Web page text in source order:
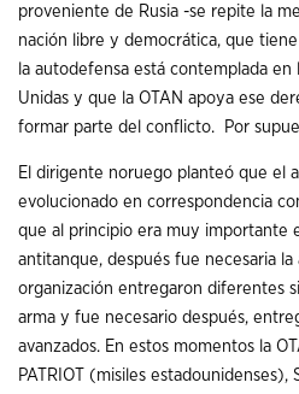
proveniente de Rusia -se repite la
nación libre y democrática, que
la autodefensa está contemplada en
Unidas y que la OTAN apoya ese
formar parte del conflicto. Por
El dirigente noruego planteó que el
evolucionado en correspondencia
que al principio era muy importante
antitanque, después fue necesaria
organización entregaron diferentes
arma y fue necesario después,
avanzados. En estos momentos la
PATRIOT (misiles estadounidenses),